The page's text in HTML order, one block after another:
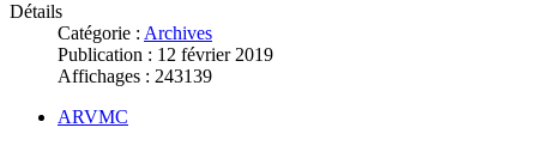
Détails
Catégorie : Archives
Publication : 12 février 2019
Affichages : 243139
ARVMC